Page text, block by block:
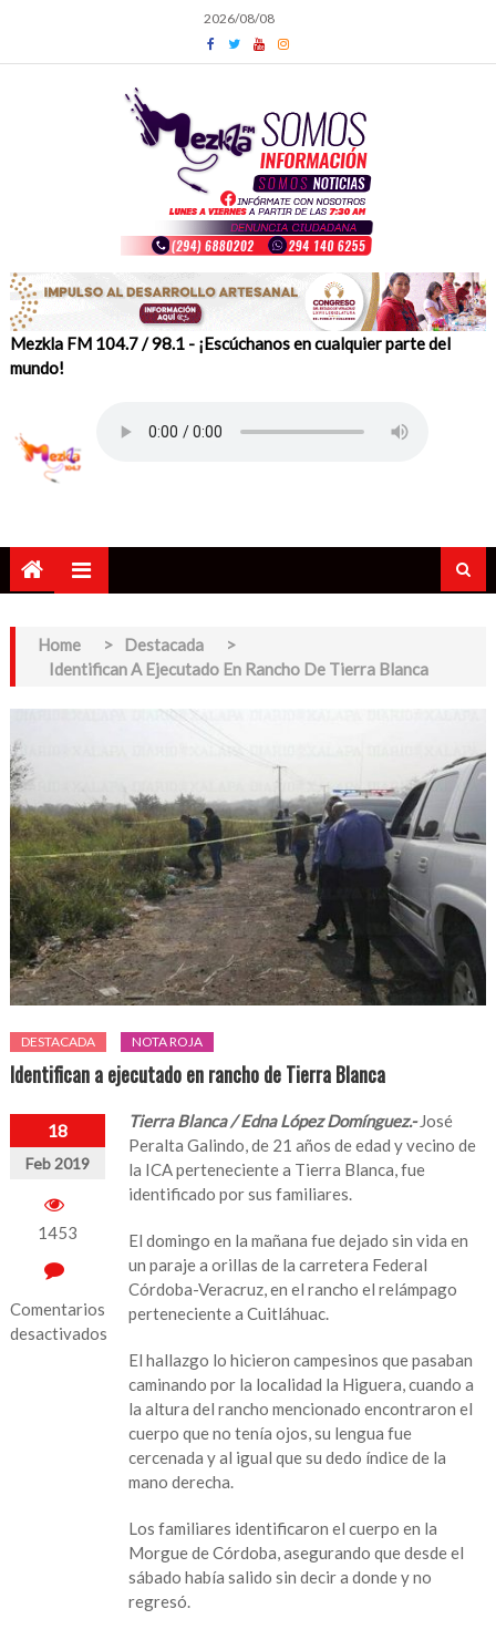
content
2026/08/08
Mezkla FM 104.7 / 98.1 - ¡Escúchanos en cualquier parte del
mundo!
Home > Destacada
>
Identifican A Ejecutado En Rancho De Tierra Blanca
DESTACADA NOTA ROJA
Identifican a ejecutado en rancho de Tierra Blanca
18
Feb 2019
1453
Comentarios
desactivados
Tierra Blanca / Edna López Domínguez.-José
Peralta Galindo, de 21 años de edad y vecino de
la ICA perteneciente a Tierra Blanca, fue
identificado por sus familiares.
El domingo en la mañana fue dejado sin vida en
un paraje a orillas de la carretera Federal
Córdoba-Veracruz, en el rancho el relámpago
perteneciente a Cuitláhuac.
El hallazgo lo hicieron campesinos que pasaban
caminando por la localidad la Higuera, cuando a
la altura del rancho mencionado encontraron el
cuerpo que no tenía ojos, su lengua fue
cercenada y al igual que su dedo índice de la
mano derecha.
Los familiares identificaron el cuerpo en la
Morgue de Córdoba, asegurando que desde el
sábado había salido sin decir a donde y no
regresó.